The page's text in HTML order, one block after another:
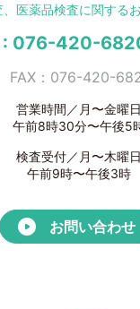
医薬品検査に関する
: 076-420-
FAX：076-420-
営業時間／月〜金曜日
午前8時30分〜午後5
検査受付／月〜木曜日
午前9時〜午後3時
お問い合わせ